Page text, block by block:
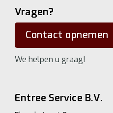
Vragen?
Contact opnemen
We helpen u graag!
Entree Service B.V.